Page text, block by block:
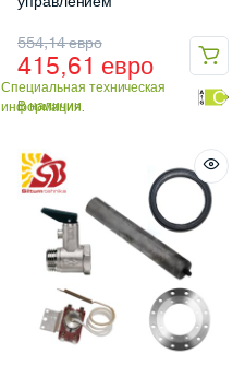
554,14евро
415,61 евро
В наличии
Специальная техническая
информация.
С